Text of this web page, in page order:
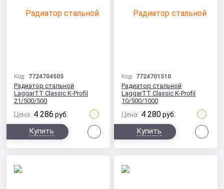
Код: 7724704505
Радиатор стальной
LaggarTT Classic K-Profil
21/500/500
Цена: 4 286 руб.
Купить
Код: 7724701510
Радиатор стальной
LaggarTT Classic K-Profil
10/500/1000
Цена: 4 280 руб.
Купить